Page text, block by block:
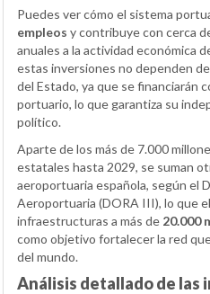
Puedes ver cómo el sistema
empleos y contribuye con cerca
anuales a la actividad económica
estas inversiones no dependen
del Estado, ya que se financiarán
portuario, lo que garantiza su
político.
Aparte de los más de 7.000
estatales hasta 2029, se suman
aeroportuaria española, según el
Aeroportuaria (DORA III), lo que
infraestructuras a más de 20.000
como objetivo fortalecer la red
del mundo.
Análisis detallado de las